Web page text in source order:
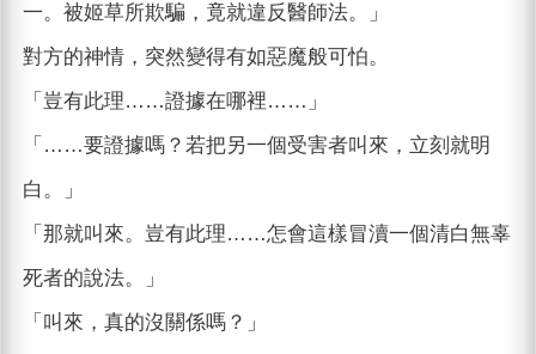
一。被姬草所欺騙，竟就違反醫師法。」
對方的神情，突然變得有如惡魔般可怕。
「豈有此理……證據在哪裡……」
「……要證據嗎？若把另一個受害者叫來，立刻就明
白。」
「那就叫來。豈有此理……怎會這樣冒瀆一個清白無辜
死者的說法。」
「叫來，真的沒關係嗎？」